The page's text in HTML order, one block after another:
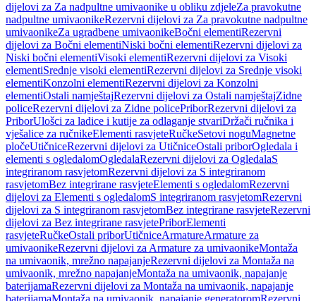
dijelovi za Za nadpultne umivaonike u obliku zdjeleZa pravokutne
nadpultne umivaonikeRezervni dijelovi za Za pravokutne nadpultne
umivaonikeZa ugradbene umivaonikeBočni elementiRezervni
dijelovi za Bočni elementiNiski bočni elementiRezervni dijelovi za
Niski bočni elementiVisoki elementiRezervni dijelovi za Visoki
elementiSrednje visoki elementiRezervni dijelovi za Srednje visoki
elementiKonzolni elementiRezervni dijelovi za Konzolni
elementiOstali namještajRezervni dijelovi za Ostali namještajZidne
policeRezervni dijelovi za Zidne policePriborRezervni dijelovi za
PriborUlošci za ladice i kutije za odlaganje stvariDržači ručnika i
vješalice za ručnikeElementi rasvjeteRučkeSetovi noguMagnetne
pločeUtičniceRezervni dijelovi za UtičniceOstali priborOgledala i
elementi s ogledalomOgledalaRezervni dijelovi za OgledalaS
integriranom rasvjetomRezervni dijelovi za S integriranom
rasvjetomBez integrirane rasvjeteElementi s ogledalomRezervni
dijelovi za Elementi s ogledalomS integriranom rasvjetomRezervni
dijelovi za S integriranom rasvjetomBez integrirane rasvjeteRezervni
dijelovi za Bez integrirane rasvjetePriborElementi
rasvjeteRučkeOstali priborUtičniceArmatureArmature za
umivaonikeRezervni dijelovi za Armature za umivaonikeMontaža
na umivaonik, mrežno napajanjeRezervni dijelovi za Montaža na
umivaonik, mrežno napajanjeMontaža na umivaonik, napajanje
baterijamaRezervni dijelovi za Montaža na umivaonik, napajanje
baterijamaMontaža na umivaonik, napajanje generatoromRezervni